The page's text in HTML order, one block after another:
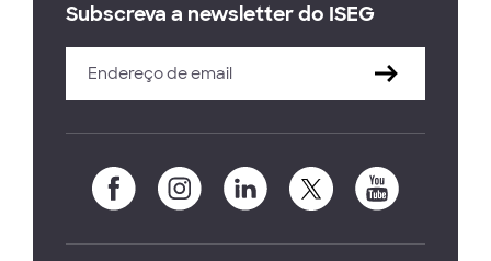
Subscreva a newsletter do ISEG